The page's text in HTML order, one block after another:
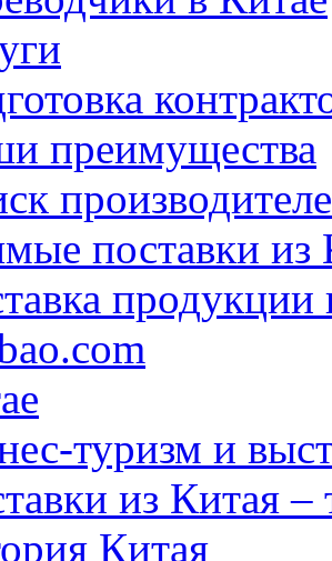
преимущества
поставки из
продукции
туризм и
из Китая
Китая